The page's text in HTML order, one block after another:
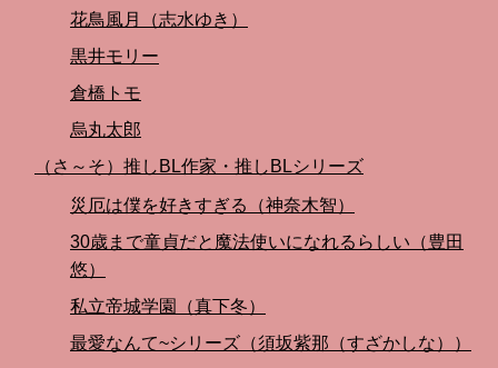
花鳥風月（志水ゆき）
黒井モリー
倉橋トモ
烏丸太郎
（さ～そ）推しBL作家・推しBLシリーズ
災厄は僕を好きすぎる（神奈木智）
30歳まで童貞だと魔法使いになれるらしい（豊田
悠）
私立帝城学園（真下冬）
最愛なんて~シリーズ（須坂紫那（すざかしな））